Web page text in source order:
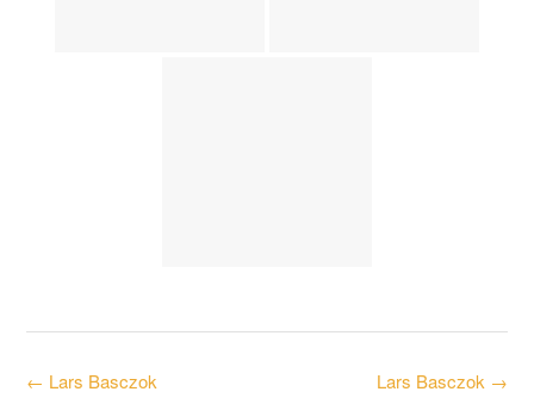
Post Lars Basczok →
← Lars Basczok